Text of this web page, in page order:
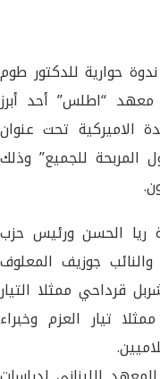
حوارية للدكتور طوم
معهد “اطلس” أحد أبرز
الاميركية تحت عنوان
المربحة للجميع” وذلك
ريا الحسن ورئيس حزب
جوزيف المعلوف
قرداحي ممثلا التيار
تيار العزم وخبراء